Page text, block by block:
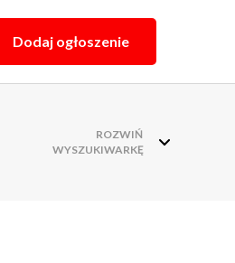
Dodaj ogłoszenie
ROZWIŃ
WYSZUKIWARKĘ